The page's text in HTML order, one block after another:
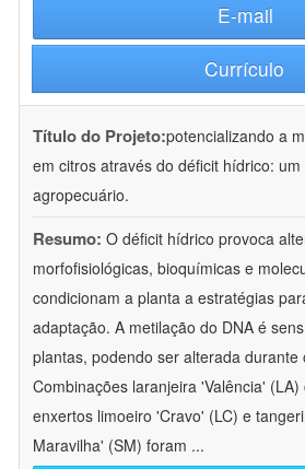
E-mail
Currículo
Título do Projeto:potencializando a
em citros através do déficit hídrico:
agropecuário.
Resumo: O déficit hídrico provoca
morfofisiológicas, bioquímicas e
condicionam a planta a estratégias
adaptação. A metilação do DNA é
plantas, podendo ser alterada durante
Combinações laranjeira 'Valência'
enxertos limoeiro 'Cravo' (LC) e
Maravilha' (SM) foram ...